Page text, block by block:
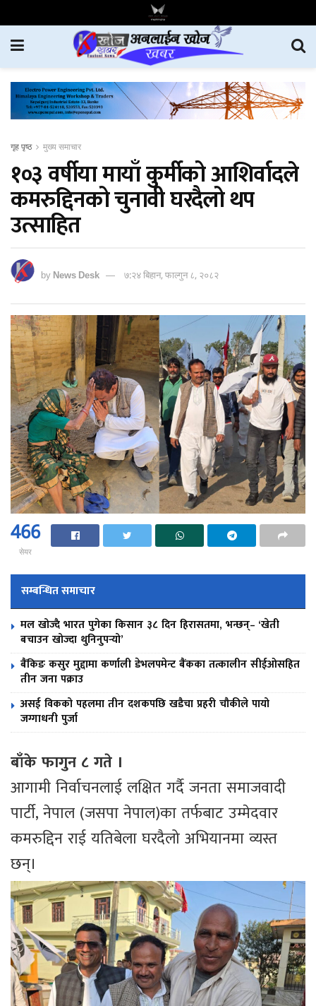
गृह पृष्ठ मुख्य समाचार
१०३ वर्षीया मायाँ कुर्मीको आशिर्वादले
कमरुद्दिनको चुनावी घरदैलो थप
उत्साहित
byNews Desk ७:२४ बिहान, फाल्गुन ८, २०८२
466
सेयर
सम्बन्धित समाचार
मल खोज्दै भारत पुगेका किसान ३८ दिन हिरासतमा, भन्छन्– ‘खेती
बचाउन खोज्दा थुनिनुपर्‍यो’
बैंकिङ कसुर मुद्दामा कर्णाली डेभलपमेन्ट बैंकका तत्कालीन सीईओसहित
तीन जना पक्राउ
असई विकको पहलमा तीन दशकपछि खडैचा प्रहरी चौकीले पायो
जग्गाधनी पुर्जा
बाँके फागुन ८ गते ।
आगामी निर्वाचनलाई लक्षित गर्दै जनता समाजवादी
पार्टी, नेपाल (जसपा नेपाल)का तर्फबाट उम्मेदवार
कमरुद्दिन राई यतिबेला घरदैलो अभियानमा व्यस्त
छन्।